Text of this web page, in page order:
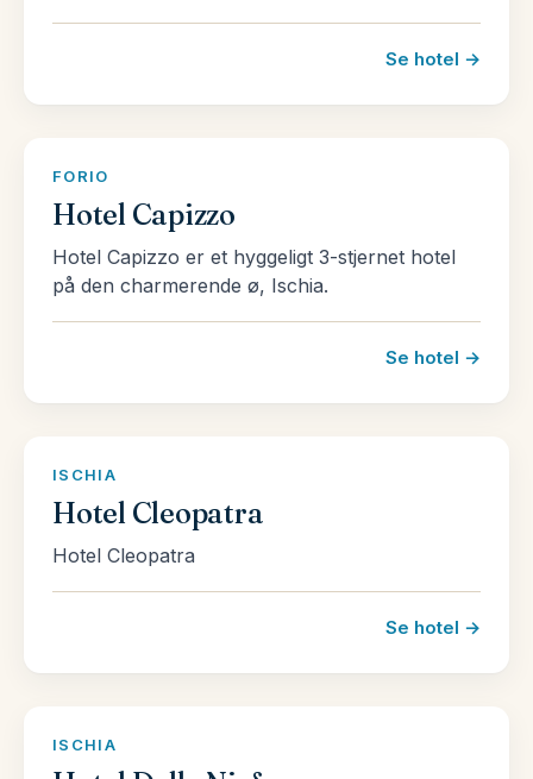
Se hotel →
FORIO
Hotel Capizzo
Hotel Capizzo er et hyggeligt 3-stjernet hotel
på den charmerende ø, Ischia.
Se hotel →
ISCHIA
Hotel Cleopatra
Hotel Cleopatra
Se hotel →
ISCHIA